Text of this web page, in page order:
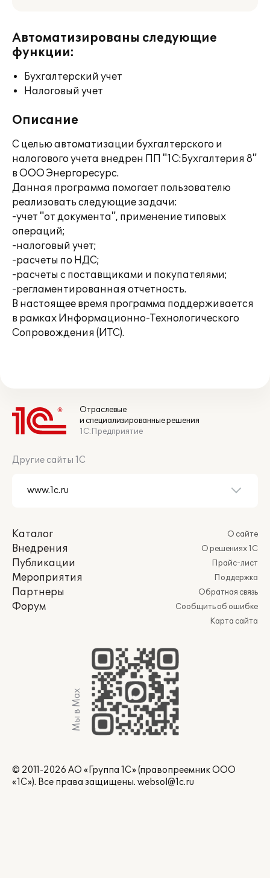
Автоматизированы следующие
функции:
Бухгалтерский учет
Налоговый учет
Описание
С целью автоматизации бухгалтерского и
налогового учета внедрен ПП "1С:Бухгалтерия 8"
в ООО Энергоресурс.
Данная программа помогает пользователю
реализовать следующие задачи:
-учет "от документа", применение типовых
операций;
-налоговый учет;
-расчеты по НДС;
-расчеты с поставщиками и покупателями;
-регламентированная отчетность.
В настоящее время программа поддерживается
в рамках Информационно-Технологического
Сопровождения (ИТС).
Отраслевые
и специализированные решения
1С:Предприятие
Другие сайты 1С
Каталог
Внедрения
Публикации
Мероприятия
Партнеры
Форум
О сайте
О решениях 1С
Прайс-лист
Поддержка
Обратная связь
Сообщить об ошибке
Карта сайта
Мы в Max
© 2011-2026 АО «Группа 1С» (правопреемник ООО
«1С»). Все права защищены. websol@1c.ru